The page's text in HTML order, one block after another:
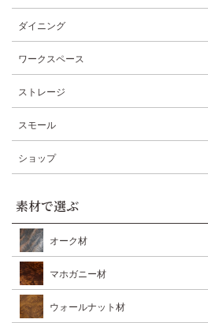
ダイニング
ワークスペース
ストレージ
スモール
ショップ
素材で選ぶ
オーク材
マホガニー材
ウォールナット材